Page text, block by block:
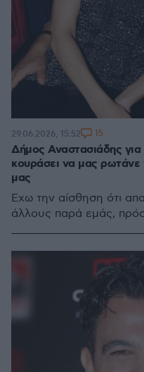
Δήμος Αναστασιάδης
κουράσει να μας ρωτάνε
μας
Έχω την αίσθηση ότι
άλλους παρά εμάς,
29.06.2026, 15:52 15